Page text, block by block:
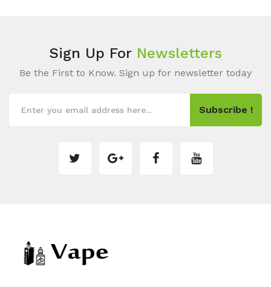
Sign Up For Newsletters
Be the First to Know. Sign up for newsletter today
Subscribe !